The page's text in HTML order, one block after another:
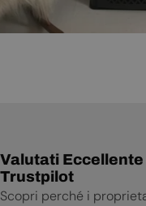
Valutati
Trustpilot
Scopri perché i